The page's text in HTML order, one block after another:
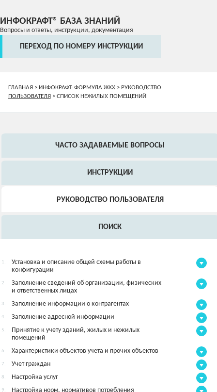
ИНФОКРАФТ® БАЗА ЗНАНИЙ
Вопросы и ответы, инструкции, документация
ПЕРЕХОД ПО НОМЕРУ ИНСТРУКЦИИ
ГЛАВНАЯ> ИНФОКРАФТ: ФОРМУЛА ЖКХ> РУКОВОДСТВО
ПОЛЬЗОВАТЕЛЯ> СПИСОК НЕЖИЛЫХ ПОМЕЩЕНИЙ
ЧАСТО ЗАДАВАЕМЫЕ ВОПРОСЫ
ИНСТРУКЦИИ
РУКОВОДСТВО ПОЛЬЗОВАТЕЛЯ
ПОИСК
1.
Установка и описание общей схемы работы в
конфигурации
2.
Заполнение сведений об организации, физических
и ответственных лицах
3. Заполнение информации о контрагентах
4. Заполнение адресной информации
5.
Принятие к учету зданий, жилых и нежилых
помещений
6. Характеристики объектов учета и прочих объектов
7. Учет граждан
8. Настройка услуг
9. Настройка норм, нормативов потребления